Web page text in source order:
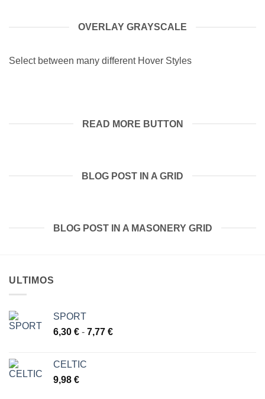
OVERLAY GRAYSCALE
Select between many different Hover Styles
READ MORE BUTTON
BLOG POST IN A GRID
BLOG POST IN A MASONERY GRID
ULTIMOS
SPORT
6,30 € - 7,77 €Rango
CELTIC
9,98 €